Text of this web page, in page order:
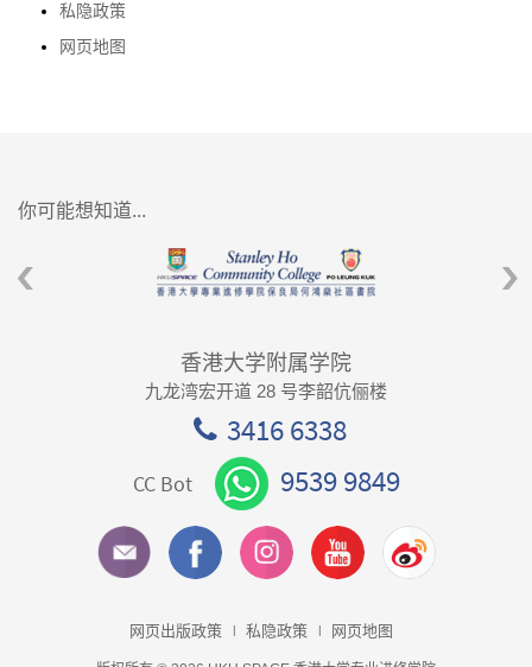
私隐政策
网页地图
你可能想知道...
香港大学附属学院
九龙湾宏开道 28 号李韶伉俪楼
3416 6338
CC Bot 9539 9849
网页出版政策 私隐政策 网页地图